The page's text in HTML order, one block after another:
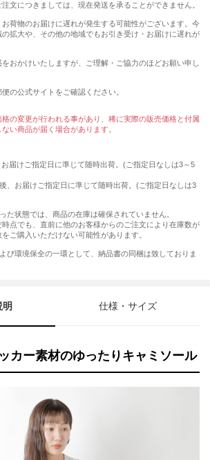
文につきましては、現在発送を承ることができません。
荷物のお届けに遅れが発生する可能性がございます。今
拡大や、その他の地域でもお引き受け・お届けに遅れが
おかけいたしますが、ご理解・ご協力のほどお願い申し
の公式サイトをご確認ください。
格の変更が行われる事があり、稀に実際の販売価格と付属
い商品が届く場合があります。
届けご指定日に準じて随時出荷。(ご指定日なしは3～5
、お届けご指定日に準じて随時出荷。(ご指定日なしは3
た状態では、商品の在庫は確保されていません。
点でも、直前に他のお客様からのご注文により在庫数が
ご購入いただけない可能性があります。
び環境保全の一環として、納品書の同梱は致しておりま
仕様・サイズ
カー素材のゆったりキャミソール